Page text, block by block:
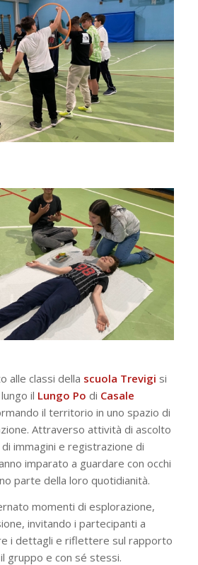
alle classi della scuola Trevigi si
il Lungo Po di Casale
il territorio in uno spazio di
Attraverso attività di ascolto
immagini e registrazione di
imparato a guardare con occhi
parte della loro quotidianità.
momenti di esplorazione,
invitando i partecipanti a
i dettagli e riflettere sul rapporto
gruppo e con sé stessi.